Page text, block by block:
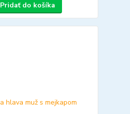
Pridať do košíka